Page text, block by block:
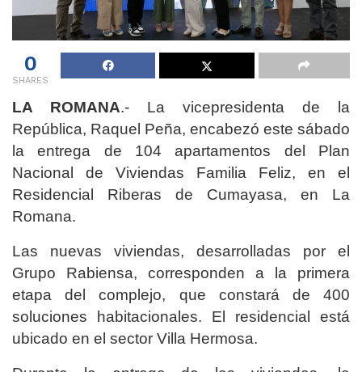
0
SHARES
LA ROMANA.- La vicepresidenta de la
República, Raquel Peña, encabezó este sábado
la entrega de 104 apartamentos del Plan
Nacional de Viviendas Familia Feliz, en el
Residencial Riberas de Cumayasa, en La
Romana.
Las nuevas viviendas, desarrolladas por el
Grupo Rabiensa, corresponden a la primera
etapa del complejo, que constará de 400
soluciones habitacionales. El residencial está
ubicado en el sector Villa Hermosa.